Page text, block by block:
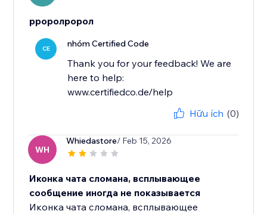
рроролророл
CE nhóm Certified Code
Thank you for your feedback! We are
here to help:
www.certifiedco.de/help
Hữu ích (0)
WH
Whiedastore/ Feb 15, 2026
Иконка чата сломана, всплывающее
сообщение иногда не показывается
Иконка чата сломана, всплывающее